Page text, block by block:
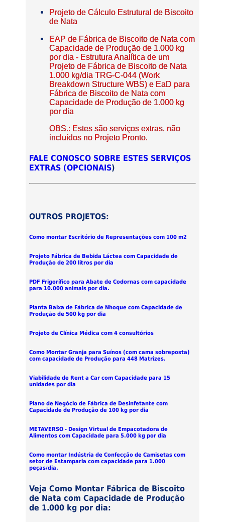
Projeto de Cálculo Estrutural de Biscoito
de Nata
EAP de Fábrica de Biscoito de Nata com
Capacidade de Produção de 1.000 kg
por dia - Estrutura Analítica de um
Projeto de Fábrica de Biscoito de Nata
1.000 kg/dia TRG-C-044 (Work
Breakdown Structure WBS) e EaD para
Fábrica de Biscoito de Nata com
Capacidade de Produção de 1.000 kg
por dia
OBS.: Estes são serviços extras, não
incluídos no Projeto Pronto.
FALE CONOSCO SOBRE ESTES SERVIÇOS
EXTRAS (OPCIONAIS)
OUTROS PROJETOS:
Como montar Escritório de Representações com 100 m2
Projeto Fábrica de Bebida Láctea com Capacidade de
Produção de 200 litros por dia
PDF Frigorífico para Abate de Codornas com capacidade
para 10.000 animais por dia.
Planta Baixa de Fábrica de Nhoque com Capacidade de
Produção de 500 kg por dia
Projeto de Clínica Médica com 4 consultórios
Como Montar Granja para Suínos (com cama sobreposta)
com capacidade de Produção para 448 Matrizes.
Viabilidade de Rent a Car com Capacidade para 15
unidades por dia
Plano de Negócio de Fábrica de Desinfetante com
Capacidade de Produção de 100 kg por dia
METAVERSO - Design Virtual de Empacotadora de
Alimentos com Capacidade para 5.000 kg por dia
Como montar Indústria de Confecção de Camisetas com
setor de Estamparia com capacidade para 1.000
peças/dia.
Veja Como Montar Fábrica de Biscoito
de Nata com Capacidade de Produção
de 1.000 kg por dia: